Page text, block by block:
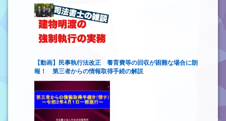
【動画】民事執行法改正 養育費等の回収が困難な場合に朗
報！ 第三者からの情報取得手続の解説